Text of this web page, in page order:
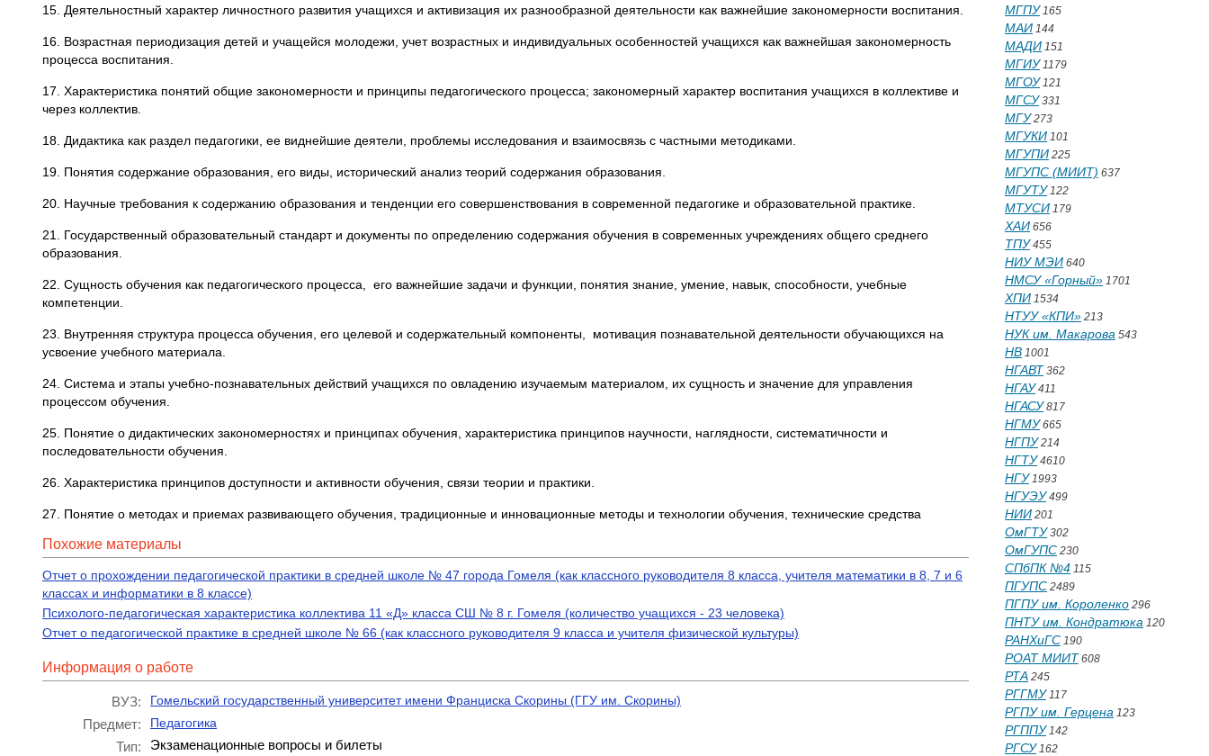
15. Деятельностный характер личностного развития учащихся и активизация их разнообразной деятельности как важнейшие закономерности воспитания.
16. Возрастная периодизация детей и учащейся молодежи, учет возрастных и индивидуальных особенностей учащихся как важнейшая закономерность
процесса воспитания.
17. Характеристика понятий общие закономерности и принципы педагогического процесса; закономерный характер воспитания учащихся в коллективе и
через коллектив.
18. Дидактика как раздел педагогики, ее виднейшие деятели, проблемы исследования и взаимосвязь с частными методиками.
19. Понятия содержание образования, его виды, исторический анализ теорий содержания образования.
20. Научные требования к содержанию образования и тенденции его совершенствования в современной педагогике и образовательной практике.
21. Государственный образовательный стандарт и документы по определению содержания обучения в современных учреждениях общего среднего
образования.
22. Сущность обучения как педагогического процесса, его важнейшие задачи и функции, понятия знание, умение, навык, способности, учебные
компетенции.
23. Внутренняя структура процесса обучения, его целевой и содержательный компоненты, мотивация познавательной деятельности обучающихся на
усвоение учебного материала.
24. Система и этапы учебно-познавательных действий учащихся по овладению изучаемым материалом, их сущность и значение для управления
процессом обучения.
25. Понятие о дидактических закономерностях и принципах обучения, характеристика принципов научности, наглядности, систематичности и
последовательности обучения.
26. Характеристика принципов доступности и активности обучения, связи теории и практики.
27. Понятие о методах и приемах развивающего обучения, традиционные и инновационные методы и технологии обучения, технические средства
Похожие материалы
Отчет о прохождении педагогической практики в средней школе № 47 города Гомеля (как классного руководителя 8 класса, учителя математики в 8, 7 и 6
классах и информатики в 8 классе)
Психолого-педагогическая характеристика коллектива 11 «Д» класса СШ № 8 г. Гомеля (количество учащихся - 23 человека)
Отчет о педагогической практике в средней школе № 66 (как классного руководителя 9 класса и учителя физической культуры)
Информация о работе
ВУЗ: Гомельский государственный университет имени Франциска Скорины (ГГУ им. Скорины)
Предмет: Педагогика
Тип:
Экзаменационные вопросы и билеты
МГПУ165
МАИ 144
МАДИ 151
МГИУ1179
МГОУ121
МГСУ331
МГУ273
МГУКИ 101
МГУПИ 225
МГУПС (МИИТ) 637
МГУТУ122
МТУСИ 179
ХАИ 656
ТПУ455
НИУ МЭИ 640
НМСУ «Горный» 1701
ХПИ 1534
НТУУ «КПИ» 213
НУК им. Макарова 543
НВ 1001
НГАВТ 362
НГАУ411
НГАСУ817
НГМУ665
НГПУ214
НГТУ4610
НГУ1993
НГУЭУ499
НИИ 201
ОмГТУ302
ОмГУПС 230
СПбПК №4 115
ПГУПС 2489
ПГПУ им. Короленко 296
ПНТУ им. Кондратюка 120
РАНХиГС 190
РОАТ МИИТ 608
РТА 245
РГГМУ117
РГПУ им. Герцена 123
РГППУ142
РГСУ162